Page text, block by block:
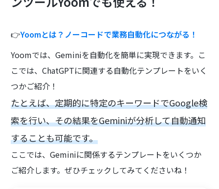
👉Yoomとは？ノーコードで業務自動化につながる！
Yoomでは、Geminiを自動化を簡単に実現できます。こ
こでは、ChatGPTに関連する自動化テンプレートをいく
つかご紹介！
たとえば、定期的に特定のキーワードでGoogle検
索を行い、その結果をGeminiが分析して自動通知
することも可能です。
ここでは、Geminiに関係するテンプレートをいくつか
ご紹介します。ぜひチェックしてみてくださいね！